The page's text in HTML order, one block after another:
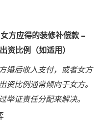
女方应得的装修补偿款 =
资比例（如适用）
婚后收入支付，或者女方
资比例通常倾向于女方。
举证责任分配来解决。